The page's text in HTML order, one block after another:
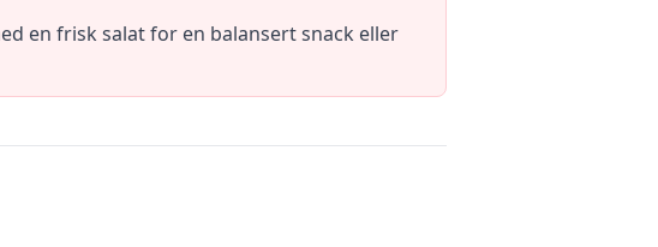
en frisk salat for en balansert snack eller